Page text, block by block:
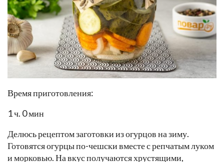
Время приготовления:
1 ч. 0 мин
Делюсь рецептом заготовки из огурцов на зиму.
Готовятся огурцы по-чешски вместе с репчатым луком
и морковью. На вкус получаются хрустящими,